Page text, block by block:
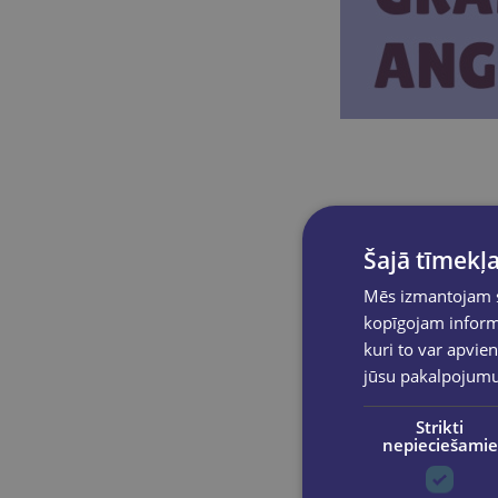
Muzeju nakts
iedvesma
Ar GLOBUSS
jaunu
Šajā
Mēs izmantojam
kopīgojam
kuri to var
jūsu
Strikti
nepieciešamie